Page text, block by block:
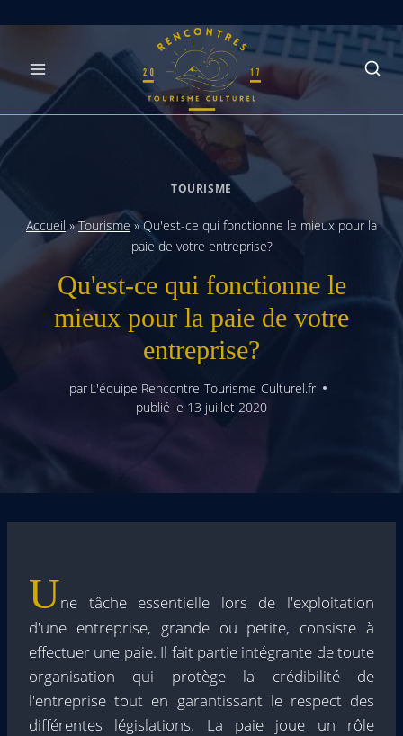
content
TOURISME
Accueil »Tourisme »Qu'est-ce qui fonctionne le mieux pour la
paie de votre entreprise?
Qu'est-ce qui fonctionne le
mieux pour la paie de votre
entreprise?
par L'équipe Rencontre-Tourisme-Culturel.fr
publié le 13 juillet 2020
Une tâche essentielle lors de l'exploitation
d'une entreprise, grande ou petite, consiste à
effectuer une paie. Il fait partie intégrante de toute
organisation qui protège la crédibilité de
l'entreprise tout en garantissant le respect des
différentes législations. La paie joue un rôle